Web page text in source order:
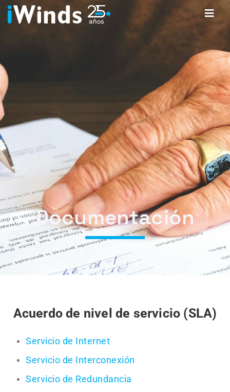
Documentación
Acuerdo de nivel de servicio (SLA)
Servicio de Internet
Servicio de Interconexión
Servicio de Redundancia